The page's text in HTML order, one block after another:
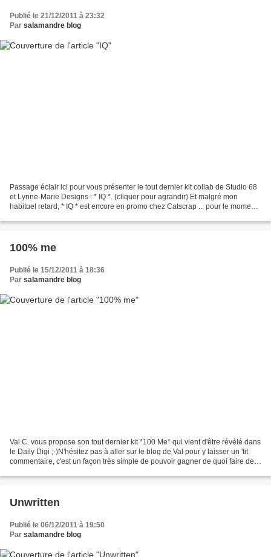
Publié le 21/12/2011 à 23:32
Par salamandre blog
Passage éclair ici pour vous présenter le tout dernier kit collab de Studio 68
et Lynne-Marie Designs : * IQ *. (cliquer pour agrandir) Et malgré mon
habituel retard, * IQ * est encore en promo chez Catscrap ... pour le moment !
100% me
Publié le 15/12/2011 à 18:36
Par salamandre blog
Val C. vous propose son tout dernier kit *100 Me* qui vient d'être révélé dans
le Daily Digi ;-)N'hésitez pas à aller sur le blog de Val pour y laisser un 'tit
commentaire, c'est un façon très simple de pouvoir gagner de quoi faire des
Unwritten
Publié le 06/12/2011 à 19:50
Par salamandre blog